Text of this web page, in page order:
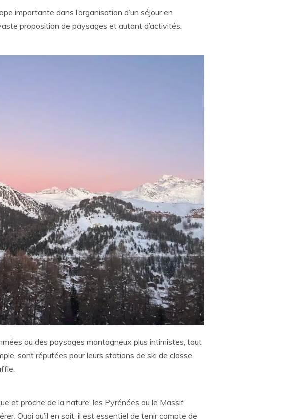
importante dans l’organisation d’un séjour en
proposition de paysages et autant d’activités.
ou des paysages montagneux plus intimistes, tout
sont réputées pour leurs stations de ski de classe
et proche de la nature, les Pyrénées ou le Massif
Quoi qu’il en soit, il est essentiel de tenir compte de